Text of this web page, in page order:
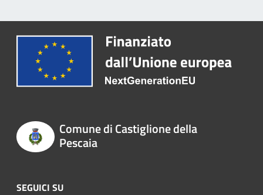
Comune di Castiglione della
Pescaia
SEGUICI SU